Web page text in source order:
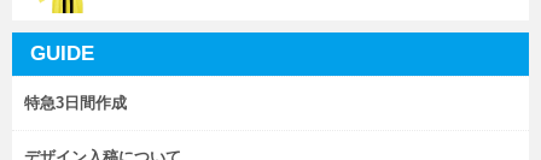
GUIDE
特急3日間作成